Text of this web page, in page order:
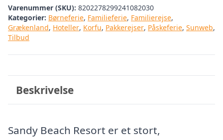
Varenummer (SKU): 8202278299241082030
Kategorier: Børneferie, Familieferie, Familierejse,
Grækenland, Hoteller, Korfu, Pakkerejser, Påskeferie, Sunweb,
Tilbud
Beskrivelse
Sandy Beach Resort er et stort,